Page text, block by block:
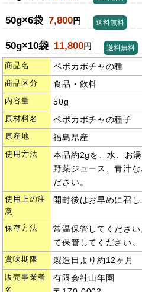
50g×6袋 7,800円 送料無料
50g×10袋 11,800円 送料無料
商品名 ペポカボチャの種
商品区分 食品・飲料
内容量 50g
原材料名 ペポカボチャの種子
原産地 福島県産
使用方法
本品約2gを、水、お
野菜ジュース、青汁
ださい。
使用上の注
意
開封後はお早めに召し
保存方法
常温保管してくださ
て保管してください。
賞味期限 製造日より約12ヶ月
販売事業者
名
有限会社山年園